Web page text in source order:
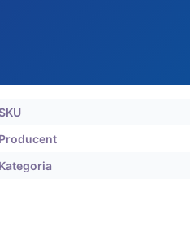
Producent
Kategoria